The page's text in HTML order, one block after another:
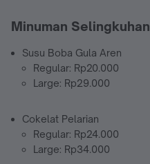
Minuman Selingkuhan
Susu Boba Gula Aren
Regular: Rp20.000
Large: Rp29.000
Cokelat Pelarian
Regular: Rp24.000
Large: Rp34.000